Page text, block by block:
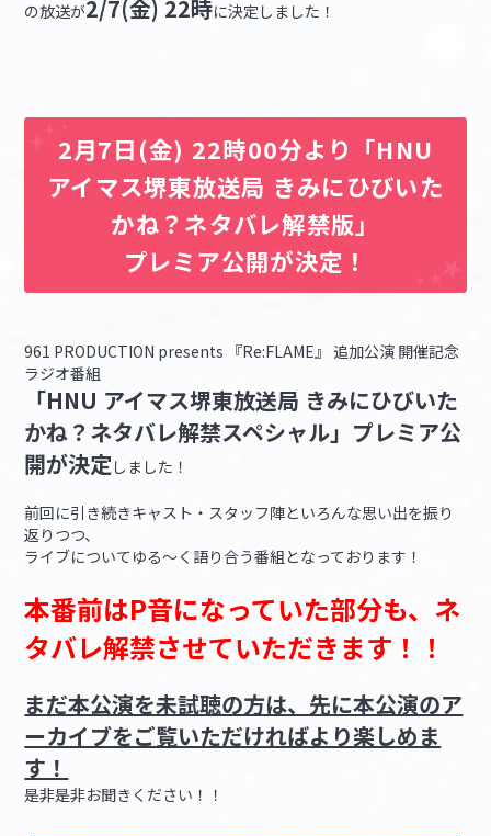
の放送が2/7(金) 22時に決定しました！
2月7日(金) 22時00分より「HNU
アイマス堺東放送局 きみにひびいた
かね？ネタバレ解禁版」
プレミア公開が決定！
961 PRODUCTION presents 『Re:FLAME』 追加公演 開催記念
ラジオ番組
「HNU アイマス堺東放送局 きみにひびいた
かね？ネタバレ解禁スペシャル」プレミア公
開が決定しました！
前回に引き続きキャスト・スタッフ陣といろんな思い出を振り
返りつつ、
ライブについてゆる～く語り合う番組となっております！
本番前はP音になっていた部分も、ネ
タバレ解禁させていただきます！！
まだ本公演を未試聴の方は、先に本公演のア
ーカイブをご覧いただければより楽しめま
す！
是非是非お聞きください！！